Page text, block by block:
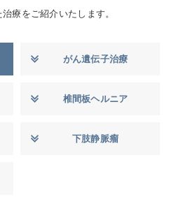
療をご紹介いたします。
がん遺伝子治療
椎間板ヘルニア
下肢静脈瘤